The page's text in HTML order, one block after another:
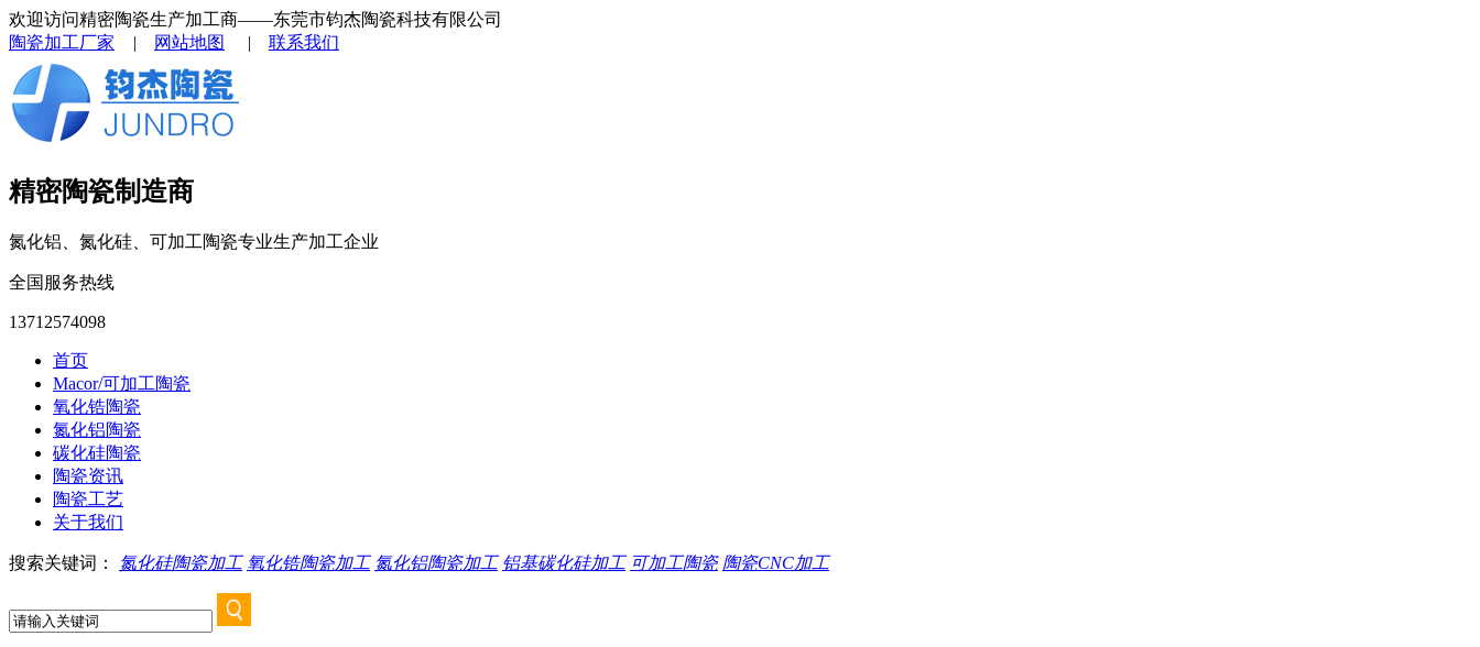
欢迎访问精密陶瓷生产加工商——东莞市钧杰陶瓷科技有限公司
陶瓷加工厂家 | 网站地图 | 联系我们
精密陶瓷制造商
氮化铝、氮化硅、可加工陶瓷专业生产加工企业
全国服务热线
13712574098
首页
Macor/可加工陶瓷
氧化锆陶瓷
氮化铝陶瓷
碳化硅陶瓷
陶瓷资讯
陶瓷工艺
关于我们
搜索关键词： 氮化硅陶瓷加工 氧化锆陶瓷加工 氮化铝陶瓷加工 铝基碳化硅加工 可加工陶瓷 陶瓷CNC加工